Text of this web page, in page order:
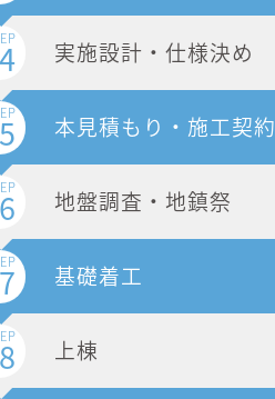
実施設計・仕様決め
本見積もり・施工契約
地盤調査・地鎮祭
基礎着工
上棟